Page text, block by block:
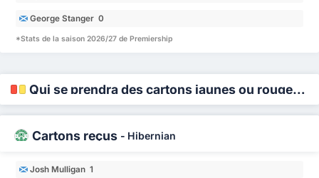
George Stanger 0
*Stats de la saison 2026/27 de Premiership
Qui se prendra des cartons jaunes ou rouges ?
Cartons reçus - Hibernian
Josh Mulligan 1